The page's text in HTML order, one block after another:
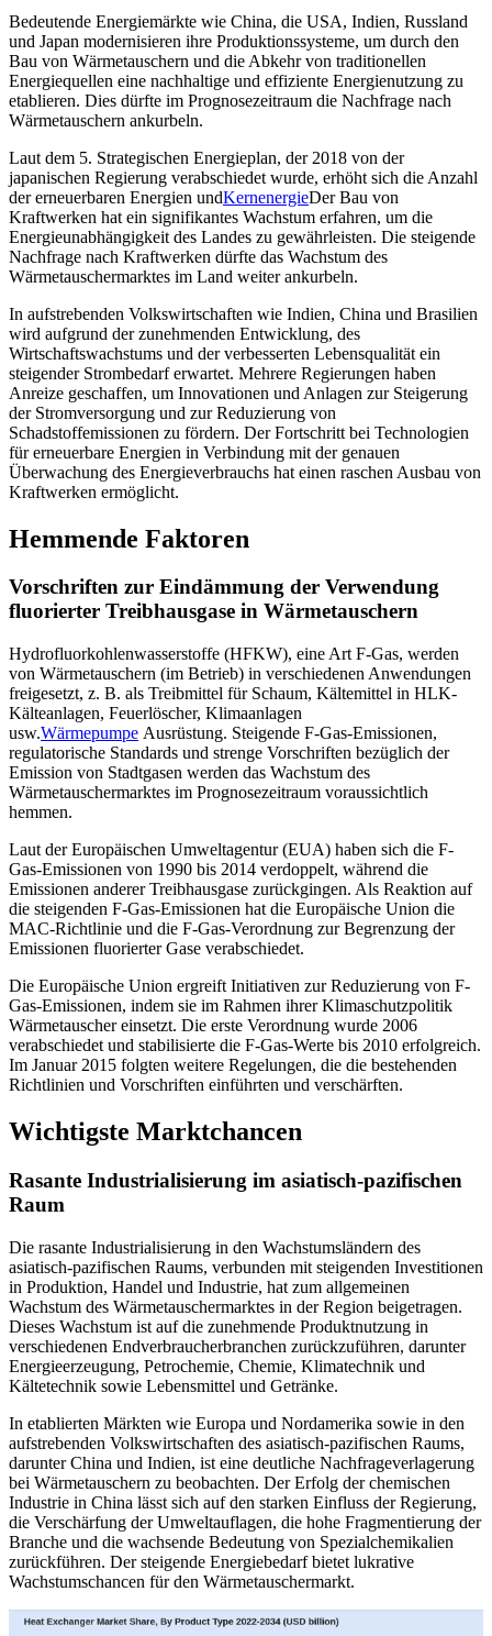
Bedeutende Energiemärkte wie China, die USA, Indien, Russland
und Japan modernisieren ihre Produktionssysteme, um durch den
Bau von Wärmetauschern und die Abkehr von traditionellen
Energiequellen eine nachhaltige und effiziente Energienutzung zu
etablieren. Dies dürfte im Prognosezeitraum die Nachfrage nach
Wärmetauschern ankurbeln.
Laut dem 5. Strategischen Energieplan, der 2018 von der
japanischen Regierung verabschiedet wurde, erhöht sich die Anzahl
der erneuerbaren Energien undKernenergieDer Bau von
Kraftwerken hat ein signifikantes Wachstum erfahren, um die
Energieunabhängigkeit des Landes zu gewährleisten. Die steigende
Nachfrage nach Kraftwerken dürfte das Wachstum des
Wärmetauschermarktes im Land weiter ankurbeln.
In aufstrebenden Volkswirtschaften wie Indien, China und Brasilien
wird aufgrund der zunehmenden Entwicklung, des
Wirtschaftswachstums und der verbesserten Lebensqualität ein
steigender Strombedarf erwartet. Mehrere Regierungen haben
Anreize geschaffen, um Innovationen und Anlagen zur Steigerung
der Stromversorgung und zur Reduzierung von
Schadstoffemissionen zu fördern. Der Fortschritt bei Technologien
für erneuerbare Energien in Verbindung mit der genauen
Überwachung des Energieverbrauchs hat einen raschen Ausbau von
Kraftwerken ermöglicht.
Hemmende Faktoren
Vorschriften zur Eindämmung der Verwendung
fluorierter Treibhausgase in Wärmetauschern
Hydrofluorkohlenwasserstoffe (HFKW), eine Art F-Gas, werden
von Wärmetauschern (im Betrieb) in verschiedenen Anwendungen
freigesetzt, z. B. als Treibmittel für Schaum, Kältemittel in HLK-
Kälteanlagen, Feuerlöscher, Klimaanlagen
usw.Wärmepumpe Ausrüstung. Steigende F-Gas-Emissionen,
regulatorische Standards und strenge Vorschriften bezüglich der
Emission von Stadtgasen werden das Wachstum des
Wärmetauschermarktes im Prognosezeitraum voraussichtlich
hemmen.
Laut der Europäischen Umweltagentur (EUA) haben sich die F-
Gas-Emissionen von 1990 bis 2014 verdoppelt, während die
Emissionen anderer Treibhausgase zurückgingen. Als Reaktion auf
die steigenden F-Gas-Emissionen hat die Europäische Union die
MAC-Richtlinie und die F-Gas-Verordnung zur Begrenzung der
Emissionen fluorierter Gase verabschiedet.
Die Europäische Union ergreift Initiativen zur Reduzierung von F-
Gas-Emissionen, indem sie im Rahmen ihrer Klimaschutzpolitik
Wärmetauscher einsetzt. Die erste Verordnung wurde 2006
verabschiedet und stabilisierte die F-Gas-Werte bis 2010 erfolgreich.
Im Januar 2015 folgten weitere Regelungen, die die bestehenden
Richtlinien und Vorschriften einführten und verschärften.
Wichtigste Marktchancen
Rasante Industrialisierung im asiatisch-pazifischen
Raum
Die rasante Industrialisierung in den Wachstumsländern des
asiatisch-pazifischen Raums, verbunden mit steigenden Investitionen
in Produktion, Handel und Industrie, hat zum allgemeinen
Wachstum des Wärmetauschermarktes in der Region beigetragen.
Dieses Wachstum ist auf die zunehmende Produktnutzung in
verschiedenen Endverbraucherbranchen zurückzuführen, darunter
Energieerzeugung, Petrochemie, Chemie, Klimatechnik und
Kältetechnik sowie Lebensmittel und Getränke.
In etablierten Märkten wie Europa und Nordamerika sowie in den
aufstrebenden Volkswirtschaften des asiatisch-pazifischen Raums,
darunter China und Indien, ist eine deutliche Nachfrageverlagerung
bei Wärmetauschern zu beobachten. Der Erfolg der chemischen
Industrie in China lässt sich auf den starken Einfluss der Regierung,
die Verschärfung der Umweltauflagen, die hohe Fragmentierung der
Branche und die wachsende Bedeutung von Spezialchemikalien
zurückführen. Der steigende Energiebedarf bietet lukrative
Wachstumschancen für den Wärmetauschermarkt.